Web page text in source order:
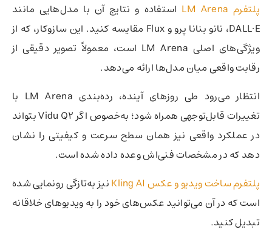
پلتفرم LM Arena
استفاده و نتایج آن با مدل‌هایی مانند
DALL·E، نانو بنانا پرو و Flux مقایسه کنید. این سازوکار، که از
ویژگی‌های اصلی LM Arena است، معمولاً تصویر دقیقی از
رقابت واقعی میان مدل‌ها ارائه می‌دهد.
انتظار می‌رود طی روزهای آینده، رده‌بندی LM Arena با
تغییرات قابل‌توجهی همراه شود؛ به‌خصوص اگر Vidu Q2 بتواند
در عملکرد واقعی نیز همان سطح سرعت و کیفیتی را نشان
دهد که در مشخصات فنی‌اش وعده داده شده است.
پلتفرم ساخت ویدیو و عکس Kling AI
نیز به‌تازگی رونمایی شده
است که در آن می‌توانید عکس‌های خود را به ویدیوهای خلاقانه
تبدیل کنید.